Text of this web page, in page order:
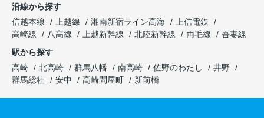
沿線から探す
信越本線
上越線 湘南新宿ライン高海
上信電鉄
高崎線
八高線 上越新幹線 北陸新幹線 両毛線
吾妻線
駅から探す
高崎
北高崎 群馬八幡 南高崎 佐野のわたし
井野
群馬総社
安中 高崎問屋町 新前橋